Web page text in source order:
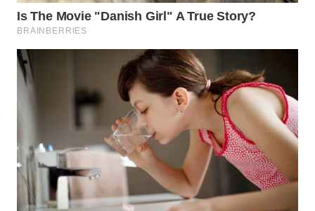
WAHANA
HEALTH
WAHANA
WAHANA
Wahana
Network